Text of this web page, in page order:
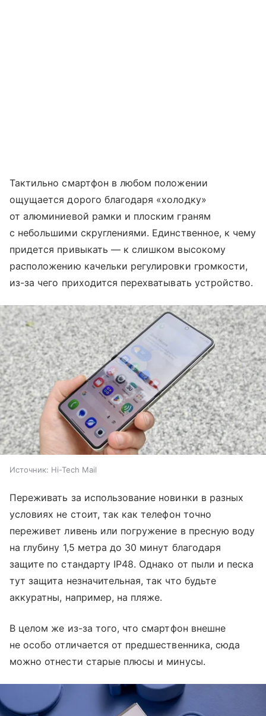
Тактильно смартфон в любом положении
ощущается дорого благодаря «холодку»
от алюминиевой рамки и плоским граням
с небольшими скруглениями. Единственное, к чему
придется привыкать — к слишком высокому
расположению качельки регулировки громкости,
из-за чего приходится перехватывать устройство.
Источник: Hi-Tech Mail
Переживать за использование новинки в разных
условиях не стоит, так как телефон точно
переживет ливень или погружение в пресную воду
на глубину 1,5 метра до 30 минут благодаря
защите по стандарту IP48. Однако от пыли и песка
тут защита незначительная, так что будьте
аккуратны, например, на пляже.
В целом же из-за того, что смартфон внешне
не особо отличается от предшественника, сюда
можно отнести старые плюсы и минусы.